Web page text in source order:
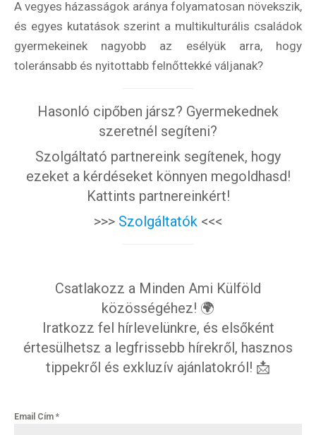
A vegyes házasságok aránya folyamatosan növekszik,
és egyes kutatások szerint a multikulturális családok
gyermekeinek nagyobb az esélyük arra, hogy
toleránsabb és nyitottabb felnőttekké váljanak?
Hasonló cipőben jársz? Gyermekednek
szeretnél segíteni?
Szolgáltató partnereink segítenek, hogy
ezeket a kérdéseket könnyen megoldhasd!
Kattints partnereinkért!
>>> Szolgáltatók <<<
Csatlakozz a Minden Ami Külföld
közösségéhez! 🌍
Iratkozz fel hírlevelünkre, és elsőként
értesülhetsz a legfrissebb hírekről, hasznos
tippekről és exkluzív ajánlatokról! 📩
Email Cím *